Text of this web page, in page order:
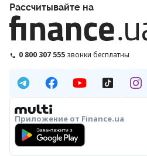
Рассчитывайте на
0 800 307 555 звонки бесплатны
Приложение от Finance.ua